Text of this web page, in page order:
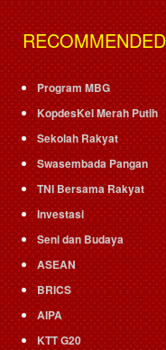
RECOMMENDED
Program MBG
KopdesKel Merah Putih
Sekolah Rakyat
Swasembada Pangan
TNI Bersama Rakyat
Investasi
Seni dan Budaya
ASEAN
BRICS
AIPA
KTT G20